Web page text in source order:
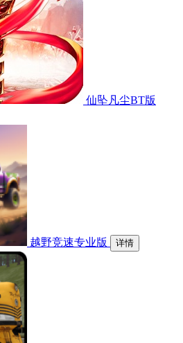
仙坠凡尘BT版
越野竞速专业版 详情